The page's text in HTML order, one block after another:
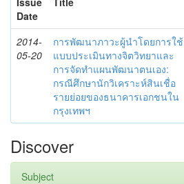
Date
2014-
05-20
การพัฒนาภาวะผู้นำโดยการใช้
แบบประเมินทางจิตวิทยาและ
การจัดทำแผนพัฒนาตนเอง:
กรณีศึกษานักวิเคราะห์สินเชื่อ
รายย่อยของธนาคารเอกชนใน
กรุงเทพฯ
Discover
Subject